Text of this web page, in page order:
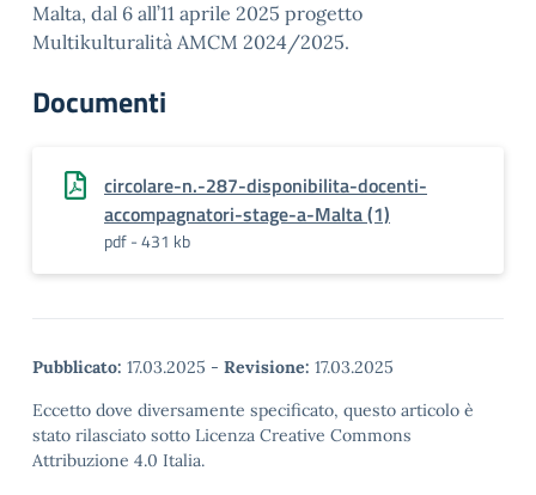
Malta, dal 6 all’11 aprile 2025 progetto
Multikulturalità AMCM 2024/2025.
Documenti
circolare-n.-287-disponibilita-docenti-
accompagnatori-stage-a-Malta (1)
pdf - 431 kb
Pubblicato: 17.03.2025 - Revisione: 17.03.2025
Eccetto dove diversamente specificato, questo articolo è
stato rilasciato sotto Licenza Creative Commons
Attribuzione 4.0 Italia.